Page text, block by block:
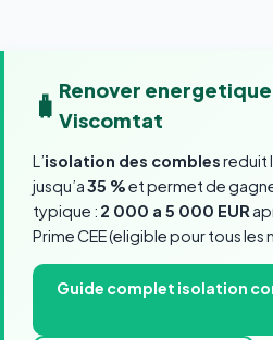
🧳 Renover
Viscomtat
L’isolation des comblesreduit
jusqu’a35 %et permet de
typique : 2 000 a 5 000 EUR
Prime CEE (eligible pour tous les
Guide complet isolation